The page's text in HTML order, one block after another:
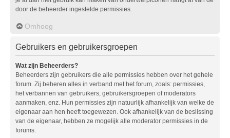
door de beheerder ingestelde permissies.
Omhoog
Gebruikers en gebruikersgroepen
Wat zijn Beheerders?
Beheerders zijn gebruikers die alle permissies hebben over het gehele
forum. Zij beheren alles in verband met het forum, zoals: permissies,
het verbannen van gebruikers, gebruikersgroepen of moderators
aanmaken, enz. Hun permissies zijn natuurlijk afhankelijk van welke de
eigenaar aan hen heeft toegewezen. Ook afhankelijk van de beslissing
van de eigenaar, hebben ze mogelijk alle moderator permissies in de
forums.